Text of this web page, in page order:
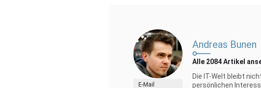
E-Mail
Andreas Bunen
Alle 2084 Artikel
Die IT-Welt bleibt
persönlichen